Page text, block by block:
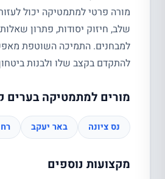
מורה פרטי למתמטיקה יכול
שלב, חיזוק יסודות, פתרון
למבחנים. התמיכה השוטפת
להתקדם בקצב שלו ולבנות
מורים למתמטיקה בערים
נס ציונה באר יעקב
מקצועות נוספים